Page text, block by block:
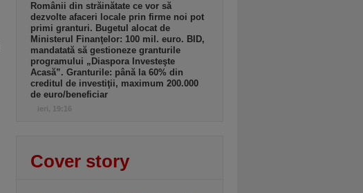
Românii din străinătate ce vor să
dezvolte afaceri locale prin firme noi pot
primi granturi. Bugetul alocat de
Ministerul Finanţelor: 100 mil. euro. BID,
mandatată să gestioneze granturile
programului „Diaspora Investeşte
Acasă”. Granturile: până la 60% din
creditul de investiţii, maximum 200.000
de euro/beneficiar
ieri, 19:16
Cover story